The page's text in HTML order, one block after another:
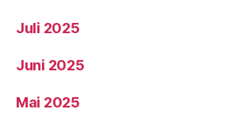
Juli 2025
Juni 2025
Mai 2025